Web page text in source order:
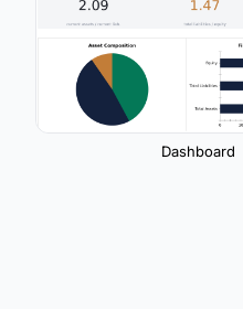
Dashboard